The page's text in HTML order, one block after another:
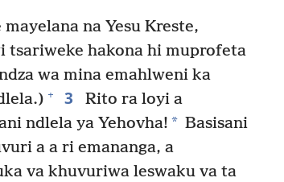
na Yesu Kreste,
tsariweke hakona hi muprofeta
wa mina emahlweni ka
+ 3
Rito ra loyi a
ndlela ya Yehovha! * Basisani
a a ri emananga, a
va khuvuriwa leswaku va ta